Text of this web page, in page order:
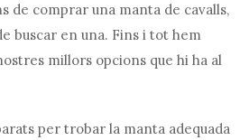
de comprar una manta de cavalls,
buscar en una. Fins i tot hem
millors opcions que hi ha al
per trobar la manta adequada